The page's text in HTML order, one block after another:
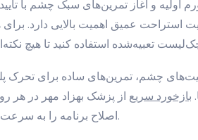
اولیه و آغاز تمرین‌های سبک چشم با
عمیق اهمیت بالایی دارد. برای
چشم، تمرین‌های ساده برای تحرک
بازخورد سریع از پزشک بهزاد مهر در هر
اصلاح برنامه را به سرعت فراهم می‌کند.